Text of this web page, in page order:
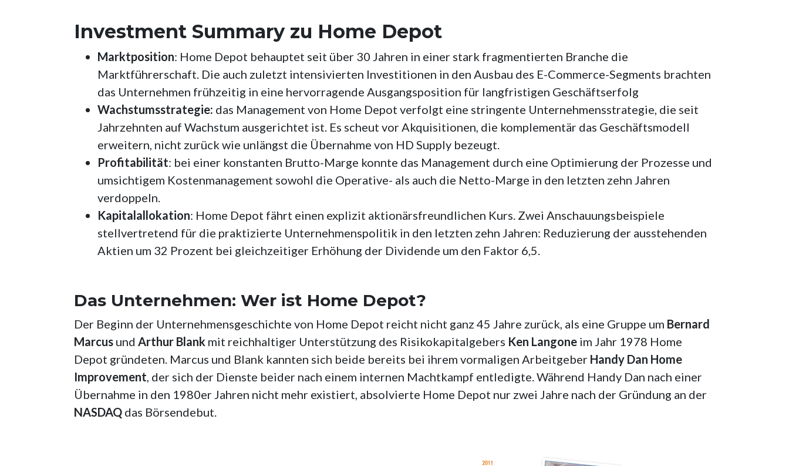
Investment Summary zu Home Depot
Marktposition: Home Depot behauptet seit über 30 Jahren in einer stark fragmentierten Branche die
Marktführerschaft. Die auch zuletzt intensivierten Investitionen in den Ausbau des E-Commerce-Segments brachten
das Unternehmen frühzeitig in eine hervorragende Ausgangsposition für langfristigen Geschäftserfolg
Wachstumsstrategie: das Management von Home Depot verfolgt eine stringente Unternehmensstrategie, die seit
Jahrzehnten auf Wachstum ausgerichtet ist. Es scheut vor Akquisitionen, die komplementär das Geschäftsmodell
erweitern, nicht zurück wie unlängst die Übernahme von HD Supply bezeugt.
Profitabilität: bei einer konstanten Brutto-Marge konnte das Management durch eine Optimierung der Prozesse und
umsichtigem Kostenmanagement sowohl die Operative- als auch die Netto-Marge in den letzten zehn Jahren
verdoppeln.
Kapitalallokation: Home Depot fährt einen explizit aktionärsfreundlichen Kurs. Zwei Anschauungsbeispiele
stellvertretend für die praktizierte Unternehmenspolitik in den letzten zehn Jahren: Reduzierung der ausstehenden
Aktien um 32 Prozent bei gleichzeitiger Erhöhung der Dividende um den Faktor 6,5.
Das Unternehmen: Wer ist Home Depot?
Der Beginn der Unternehmensgeschichte von Home Depot reicht nicht ganz 45 Jahre zurück, als eine Gruppe um Bernard
Marcus und Arthur Blank mit reichhaltiger Unterstützung des Risikokapitalgebers Ken Langone im Jahr 1978 Home
Depot gründeten. Marcus und Blank kannten sich beide bereits bei ihrem vormaligen Arbeitgeber Handy Dan Home
Improvement, der sich der Dienste beider nach einem internen Machtkampf entledigte. Während Handy Dan nach einer
Übernahme in den 1980er Jahren nicht mehr existiert, absolvierte Home Depot nur zwei Jahre nach der Gründung an der
NASDAQ das Börsendebut.